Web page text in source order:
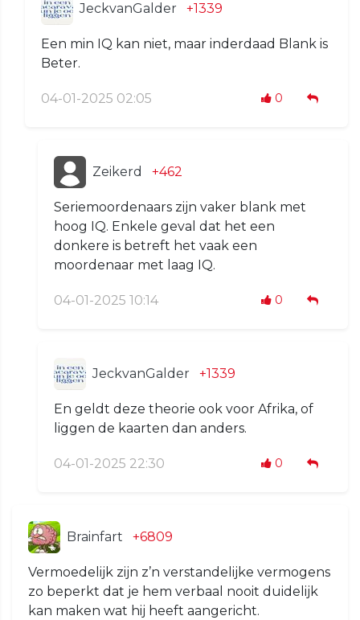
JeckvanGalder +1339
Een min IQ kan niet, maar inderdaad Blank is
Beter.
04-01-2025 02:05 0
Zeikerd +462
Seriemoordenaars zijn vaker blank met
hoog IQ. Enkele geval dat het een
donkere is betreft het vaak een
moordenaar met laag IQ.
04-01-2025 10:14 0
JeckvanGalder +1339
En geldt deze theorie ook voor Afrika, of
liggen de kaarten dan anders.
04-01-2025 22:30 0
Brainfart +6809
Vermoedelijk zijn z’n verstandelijke vermogens
zo beperkt dat je hem verbaal nooit duidelijk
kan maken wat hij heeft aangericht.